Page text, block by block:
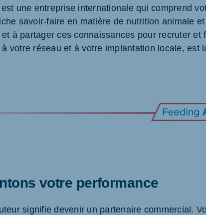
une entreprise internationale qui comprend
savoir-faire en matière de nutrition animale
à partager ces connaissances pour recruter
votre réseau et à votre implantation locale,
votre performance
signifie devenir un partenaire commercial.